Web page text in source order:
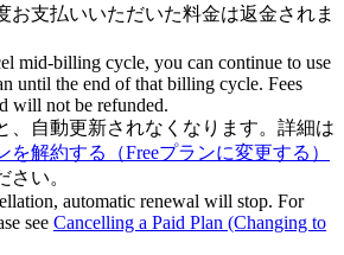
お支払いいただいた料金は返金されま
mid-billing cycle, you can continue to use
until the end of that billing cycle. Fees
will not be refunded.
、自動更新されなくなります。詳細は
を解約する（Freeプランに変更する）
さい。
automatic renewal will stop. For
see Cancelling a Paid Plan (Changing to